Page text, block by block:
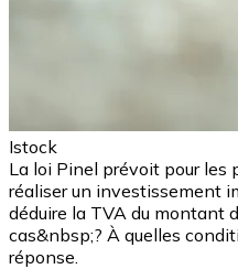
Istock
La loi Pinel prévoit pour les
réaliser un investissement
déduire la TVA du montant
cas&nbsp;? À quelles
réponse.